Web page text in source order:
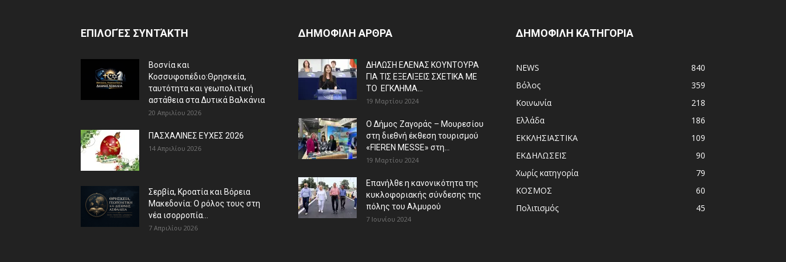
ΕΠΙΛΟΓΈΣ ΣΥΝΤΆΚΤΗ
Βοσνία και
Κοσσυφοπέδιο:Θρησκεία,
ταυτότητα και γεωπολιτική
αστάθεια στα Δυτικά Βαλκάνια
20 Απριλίου 2026
ΠΑΣΧΑΛΙΝΕΣ ΕΥΧΕΣ 2026
14 Απριλίου 2026
Σερβία, Κροατία και Βόρεια
Μακεδονία: Ο ρόλος τους στη
νέα ισορροπία...
7 Απριλίου 2026
ΔΗΜΟΦΙΛΗ ΑΡΘΡΑ
ΔΗΛΩΣΗ ΕΛΕΝΑΣ ΚΟΥΝΤΟΥΡΑ
ΓΙΑ ΤΙΣ ΕΞΕΛΙΞΕΙΣ ΣΧΕΤΙΚΑ ΜΕ
ΤΟ ΕΓΚΛΗΜΑ...
19 Μαρτίου 2024
Ο Δήμος Ζαγοράς – Μουρεσίου
στη διεθνή έκθεση τουρισμού
«FIEREN MESSE» στη...
19 Μαρτίου 2024
Επανήλθε η κανονικότητα της
κυκλοφοριακής σύνδεσης της
πόλης του Αλμυρού
7 Ιουνίου 2024
ΔΗΜΟΦΙΛΗ ΚΑΤΗΓΟΡΙΑ
NEWS
840
Βόλος
359
Κοινωνία
218
Ελλάδα
186
ΕΚΚΛΗΣΙΑΣΤΙΚΑ
109
ΕΚΔΗΛΩΣΕΙΣ
90
Χωρίς κατηγορία
79
ΚΟΣΜΟΣ
60
Πολιτισμός
45